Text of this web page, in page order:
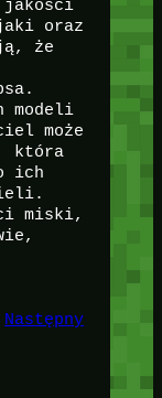
jakości
oraz
że
modeli
może
która
ich
miski,
Następny